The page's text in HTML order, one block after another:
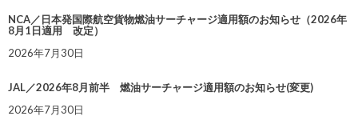
NCA／日本発国際航空貨物燃油サーチャージ適用額のお知らせ（2026年
8月1日適用 改定）
2026年7月30日
JAL／2026年8月前半 燃油サーチャージ適用額のお知らせ(変更)
2026年7月30日